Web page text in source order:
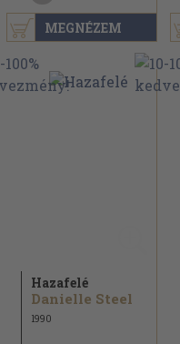
MEGNÉZEM
Hazafelé
Danielle Steel
1990